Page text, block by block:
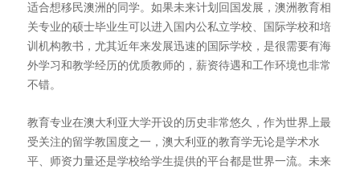
适合想移民澳洲的同学。如果未来计划回国发展，澳洲教育相
关专业的硕士毕业生可以进入国内公私立学校、国际学校和培
训机构教书，尤其近年来发展迅速的国际学校，是很需要有海
外学习和教学经历的优质教师的，薪资待遇和工作环境也非常
不错。
教育专业在澳大利亚大学开设的历史非常悠久，作为世界上最
受关注的留学教国度之一，澳大利亚的教育学无论是学术水
平、师资力量还是学校给学生提供的平台都是世界一流。未来